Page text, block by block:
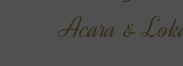
Acara &